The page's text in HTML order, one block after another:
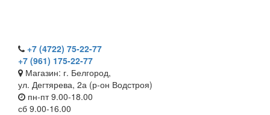
+7 (4722) 75-22-77
+7 (961) 175-22-77
Магазин: г. Белгород,
ул. Дегтярева, 2а (р-он Водстроя)
пн-пт 9.00-18.00
сб 9.00-16.00